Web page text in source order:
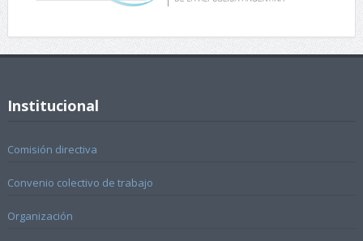
Institucional
Comisión directiva
Convenio colectivo de trabajo
Organización